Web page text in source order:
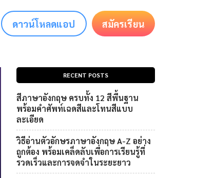
ดาวน์โหลดแอป สมัครเรียน
RECENT POSTS
สีภาษาอังกฤษ ครบทั้ง 12 สีพื้นฐาน
พร้อมคำศัพท์เฉดสีและโทนสีแบบ
ละเอียด
วิธีอ่านตัวอักษรภาษาอังกฤษ A-Z อย่าง
ถูกต้อง พร้อมเคล็ดลับเพื่อการเรียนรู้ที่
รวดเร็วและการจดจำในระยะยาว